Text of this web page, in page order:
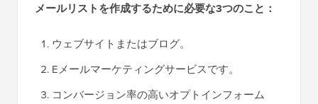
メールリストを作成するために必要な3つのこと：
ウェブサイトまたはブログ。
Eメールマーケティングサービスです。
コンバージョン率の高いオプトインフォーム